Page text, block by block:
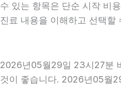
수 있는 항목은 단순 시작 비
진료 내용을 이해하고 선택할
2026년05월29일 23시27분
것이 좋습니다. 2026년05월